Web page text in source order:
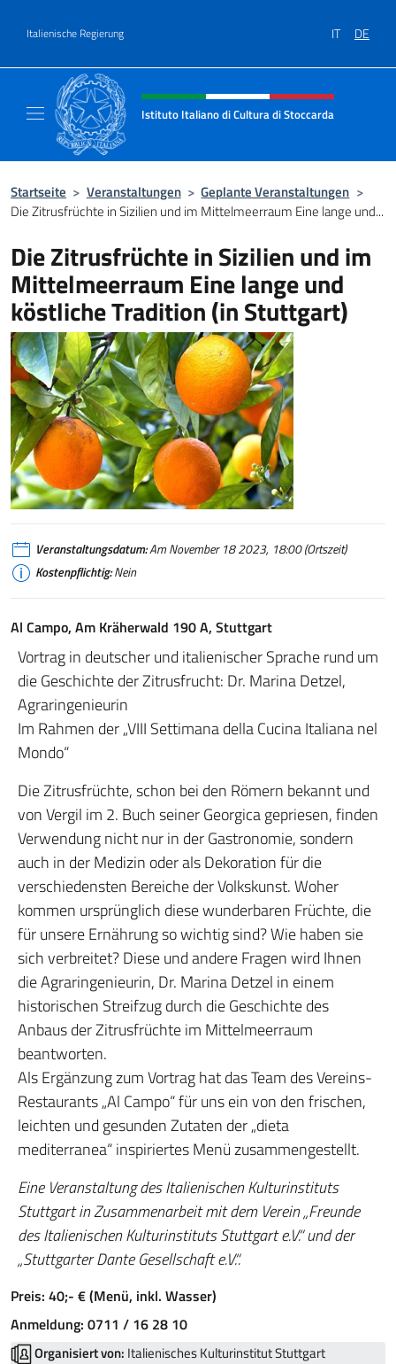
Italienische Regierung IT DE
Header-Site, Social und Menü
Istituto Italiano di Cultura di Stoccarda
Startseite > Veranstaltungen > Geplante Veranstaltungen >
Die Zitrusfrüchte in Sizilien und im Mittelmeerraum Eine lange und...
Die Zitrusfrüchte in Sizilien und im
Mittelmeerraum Eine lange und
köstliche Tradition (in Stuttgart)
Veranstaltungsdatum:Am November 18 2023, 18:00 (Ortszeit)
Kostenpflichtig:Nein
Al Campo, Am Kräherwald 190 A, Stuttgart
Vortrag in deutscher und italienischer Sprache rund um
die Geschichte der Zitrusfrucht: Dr. Marina Detzel,
Agraringenieurin
Im Rahmen der „VIII Settimana della Cucina Italiana nel
Mondo“
Die Zitrusfrüchte, schon bei den Römern bekannt und
von Vergil im 2. Buch seiner Georgica gepriesen, finden
Verwendung nicht nur in der Gastronomie, sondern
auch in der Medizin oder als Dekoration für die
verschiedensten Bereiche der Volkskunst. Woher
kommen ursprünglich diese wunderbaren Früchte, die
für unsere Ernährung so wichtig sind? Wie haben sie
sich verbreitet? Diese und andere Fragen wird Ihnen
die Agraringenieurin, Dr. Marina Detzel in einem
historischen Streifzug durch die Geschichte des
Anbaus der Zitrusfrüchte im Mittelmeerraum
beantworten.
Als Ergänzung zum Vortrag hat das Team des Vereins-
Restaurants „Al Campo“ für uns ein von den frischen,
leichten und gesunden Zutaten der „dieta
mediterranea“ inspiriertes Menü zusammengestellt.
Eine Veranstaltung des Italienischen Kulturinstituts
Stuttgart in Zusammenarbeit mit dem Verein „Freunde
des Italienischen Kulturinstituts Stuttgart e.V.“ und der
„Stuttgarter Dante Gesellschaft e.V.“.
Preis: 40;- € (Menü, inkl. Wasser)
Anmeldung: 0711 / 16 28 10
Organisiert von: Italienisches Kulturinstitut Stuttgart